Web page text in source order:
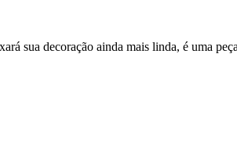
sua decoração ainda mais linda, é uma